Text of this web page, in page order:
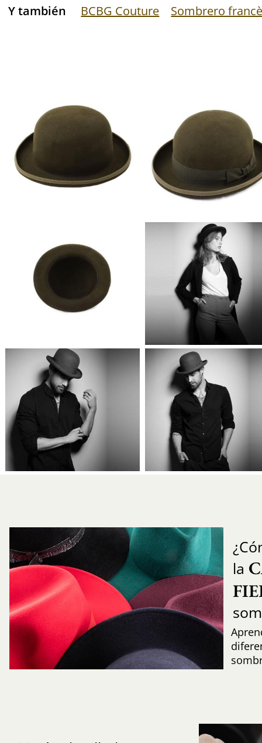
Y también BCBG Couture Sombrero
la